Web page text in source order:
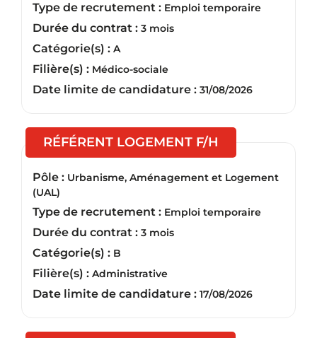
Type de recrutement : Emploi temporaire
Durée du contrat : 3 mois
Catégorie(s) : A
Filière(s) : Médico-sociale
Date limite de candidature : 31/08/2026
RÉFÉRENT LOGEMENT F/H
Pôle : Urbanisme, Aménagement et Logement
(UAL)
Type de recrutement : Emploi temporaire
Durée du contrat : 3 mois
Catégorie(s) : B
Filière(s) : Administrative
Date limite de candidature : 17/08/2026